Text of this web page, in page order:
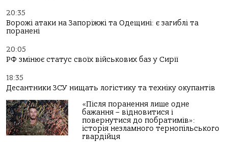
20:35
Ворожі атаки на Запоріжжі та Одещині: є загиблі та
поранені
20:05
РФ змінює статус своїх військових баз у Сирії
18:35
Десантники ЗСУ нищать логістику та техніку окупантів
«Після поранення лише одне
бажання – відновитися і
повернутися до побратимів»:
історія незламного тернопільського
гвардійця